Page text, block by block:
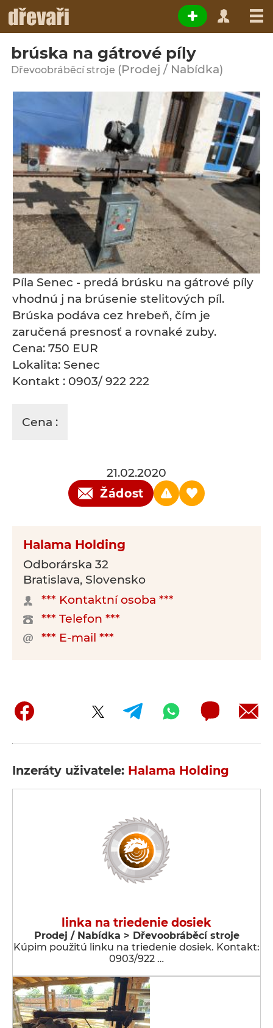
brúska na gátrové píly
Dřevoobráběcí stroje (Prodej / Nabídka)
Píla Senec - predá brúsku na gátrové píly
vhodnú j na brúsenie stelitových píl.
Brúska podáva cez hrebeň, čím je
zaručená presnosť a rovnaké zuby.
Cena: 750 EUR
Lokalita: Senec
Kontakt : 0903/ 922 222
Cena :
21.02.2020
Žádost
Halama Holding
Odborárska 32
Bratislava, Slovensko
*** Kontaktní osoba ***
*** Telefon ***
*** E-mail ***
Inzeráty uživatele: Halama Holding
linka na triedenie dosiek
Prodej / Nabídka > Dřevoobráběcí stroje
Kúpim použitú linku na triedenie dosiek. Kontakt:
0903/922 …